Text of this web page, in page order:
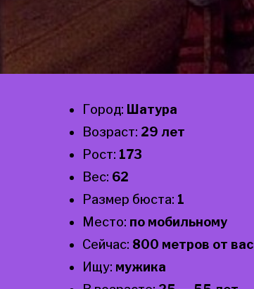
Город: Шатура
Возраст: 29 лет
Рост: 173
Вес: 62
Размер бюста: 1
Место: по мобильному
Сейчас: 800 метров от вас
Ищу: мужика